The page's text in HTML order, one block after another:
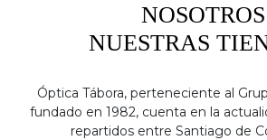
NOSOTROS
NUESTRAS
Óptica Tábora, perteneciente al
fundado en 1982, cuenta en la
repartidos entre Santiago de